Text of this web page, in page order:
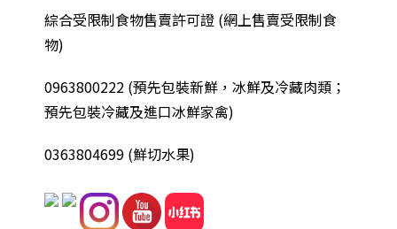
綜合受限制食物售賣許可證 (網上售賣受限制食
物)
0963800222 (預先包裝新鮮，冰鮮及冷藏肉類；
預先包裝冷藏及進口冰鮮家禽)
0363804699 (鮮切水果)